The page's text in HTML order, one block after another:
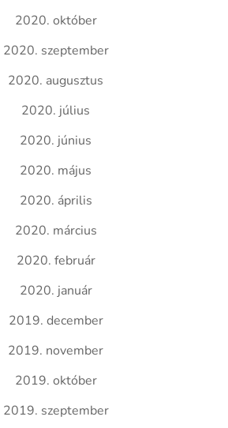
2020. október
2020. szeptember
2020. augusztus
2020. július
2020. június
2020. május
2020. április
2020. március
2020. február
2020. január
2019. december
2019. november
2019. október
2019. szeptember